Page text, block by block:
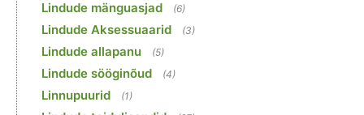
Lindude mänguasjad (6)
Lindude Aksessuaarid (3)
Lindude allapanu (5)
Lindude sööginõud (4)
Linnupuurid (1)